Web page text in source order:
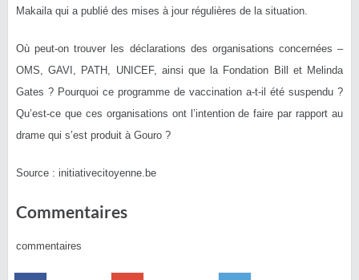
Makaila qui a publié des mises à jour régulières de la situation.
Où peut-on trouver les déclarations des organisations concernées –
OMS, GAVI, PATH, UNICEF, ainsi que la Fondation Bill et Melinda
Gates ? Pourquoi ce programme de vaccination a-t-il été suspendu ?
Qu’est-ce que ces organisations ont l’intention de faire par rapport au
drame qui s’est produit à Gouro ?
Source : initiativecitoyenne.be
Commentaires
commentaires